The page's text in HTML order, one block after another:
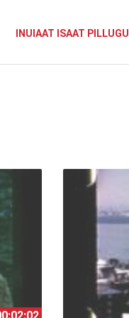
INUIAAT ISAAT PILLUGU